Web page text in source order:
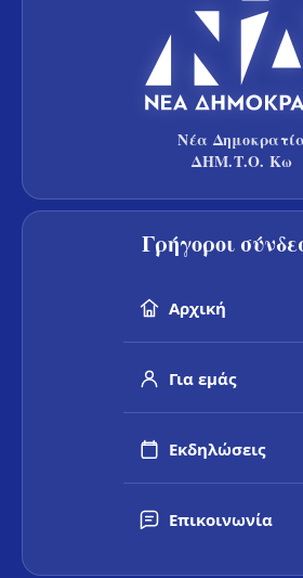
Νέα
ΔΗΜ.Τ.Ο. Κω
Γρήγοροι
Αρχική
Για εμάς
Εκδηλώσεις
Επικοινωνία